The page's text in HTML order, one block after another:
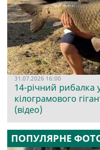
31.07.2026 16:00
14-річний рибалка
кілограмового
(відео)
ПОПУЛЯРНЕ